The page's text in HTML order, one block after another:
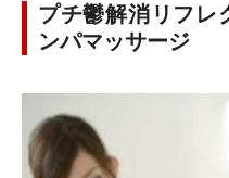
プチ鬱解消リフレ
ンパマッサージ